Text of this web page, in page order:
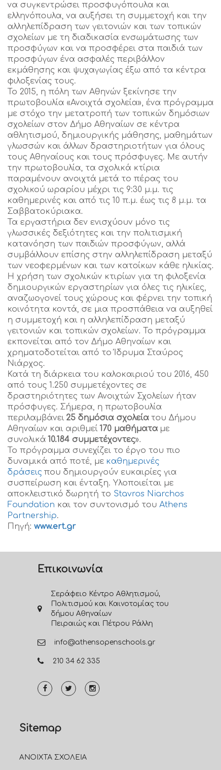
να συγκεντρώσει προσφυγόπουλα και
ελληνόπουλα, να αυξήσει τη συμμετοχή και την
αλληλεπίδραση των γειτονιών και των τοπικών
σχολείων με τη διαδικασία ενσωμάτωσης των
προσφύγων και να προσφέρει στα παιδιά των
προσφύγων ένα ασφαλές περιβάλλον
εκμάθησης και ψυχαγωγίας έξω από τα κέντρα
φιλοξενίας τους.
Το 2015, η πόλη των Αθηνών ξεκίνησε την
πρωτοβουλία «Ανοιχτά σχολεία», ένα πρόγραμμα
με στόχο την μετατροπή των τοπικών δημόσιων
σχολείων στον Δήμο Αθηναίων σε κέντρα
αθλητισμού, δημιουργικής μάθησης, μαθημάτων
γλωσσών και άλλων δραστηριοτήτων για όλους
τους Αθηναίους και τους πρόσφυγες. Με αυτήν
την πρωτοβουλία, τα σχολικά κτίρια
παραμένουν ανοιχτά μετά το πέρας του
σχολικού ωραρίου μέχρι τις 9:30 μ.μ. τις
καθημερινές και από τις 10 π.μ. έως τις 8 μ.μ. τα
Σαββατοκύριακα.
Τα εργαστήρια δεν ενισχύουν μόνο τις
γλωσσικές δεξιότητες και την πολιτισμική
κατανόηση των παιδιών προσφύγων, αλλά
συμβάλλουν επίσης στην αλληλεπίδραση μεταξύ
των νεοφερμένων και των κατοίκων κάθε ηλικίας.
Η χρήση των σχολικών κτιρίων για τη φιλοξενία
δημιουργικών εργαστηρίων για όλες τις ηλικίες,
αναζωογονεί τους χώρους και φέρνει την τοπική
κοινότητα κοντά, σε μια προσπάθεια να αυξηθεί
η συμμετοχή και η αλληλεπίδραση μεταξύ
γειτονιών και τοπικών σχολείων. Το πρόγραμμα
εκπονείται από τον Δήμο Αθηναίων και
χρηματοδοτείται από το Ίδρυμα Σταύρος
Νιάρχος.
Κατά τη διάρκεια του καλοκαιριού του 2016, 450
από τους 1.250 συμμετέχοντες σε
δραστηριότητες των Ανοιχτών Σχολείων ήταν
πρόσφυγες. Σήμερα, η πρωτοβουλία
περιλαμβάνει 25 δημόσια σχολεία του Δήμου
Αθηναίων και αριθμεί 170 μαθήματα με
συνολικά 10.184 συμμετέχοντες».
Το πρόγραμμα συνεχίζει το έργο του πιο
δυναμικά από ποτέ, με καθημερινές
δράσεις που δημιουργούν ευκαιρίες για
συσπείρωση και ένταξη. Υλοποιείται με
αποκλειστικό δωρητή το Stavros Niarchos
Foundation και τον συντονισμό του Athens
Partnership.
Πηγή: www.ert.gr
Επικοινωνία
Σεράφειο Κέντρο Αθλητισμού,
Πολιτισμού και Καινοτομίας του
δήμου Αθηναίων
Πειραιώς και Πέτρου Ράλλη
info@athensopenschools.gr
210 34 62 335
Sitemap
ΑΝΟΙΧΤΑ ΣΧΟΛΕΙΑ